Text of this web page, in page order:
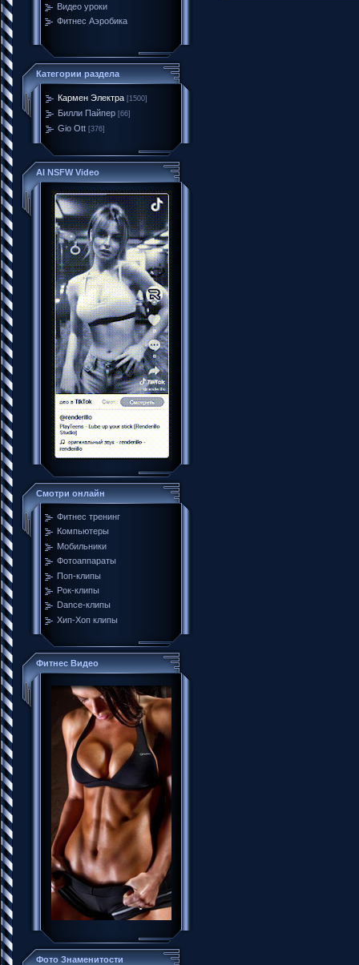
Видео уроки
Фитнес Аэробика
Категории раздела
Кармен Электра [1500]
Билли Пайпер [66]
Gio Ott [376]
AI NSFW Video
Смотри онлайн
Фитнес тренинг
Компьютеры
Мобильники
Фотоаппараты
Поп-клипы
Рок-клипы
Dance-клипы
Хип-Хоп клипы
Фитнес Видео
Фото Знаменитости